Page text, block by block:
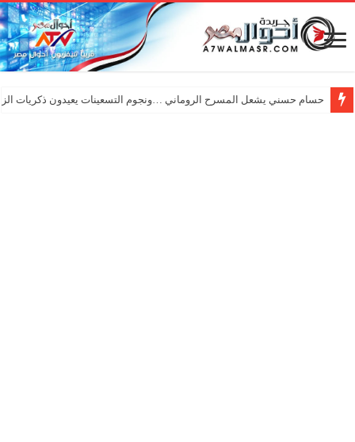
حسام حسني يشعل المسرح الروماني …ونجوم التسعينات يعيدون ذكريات